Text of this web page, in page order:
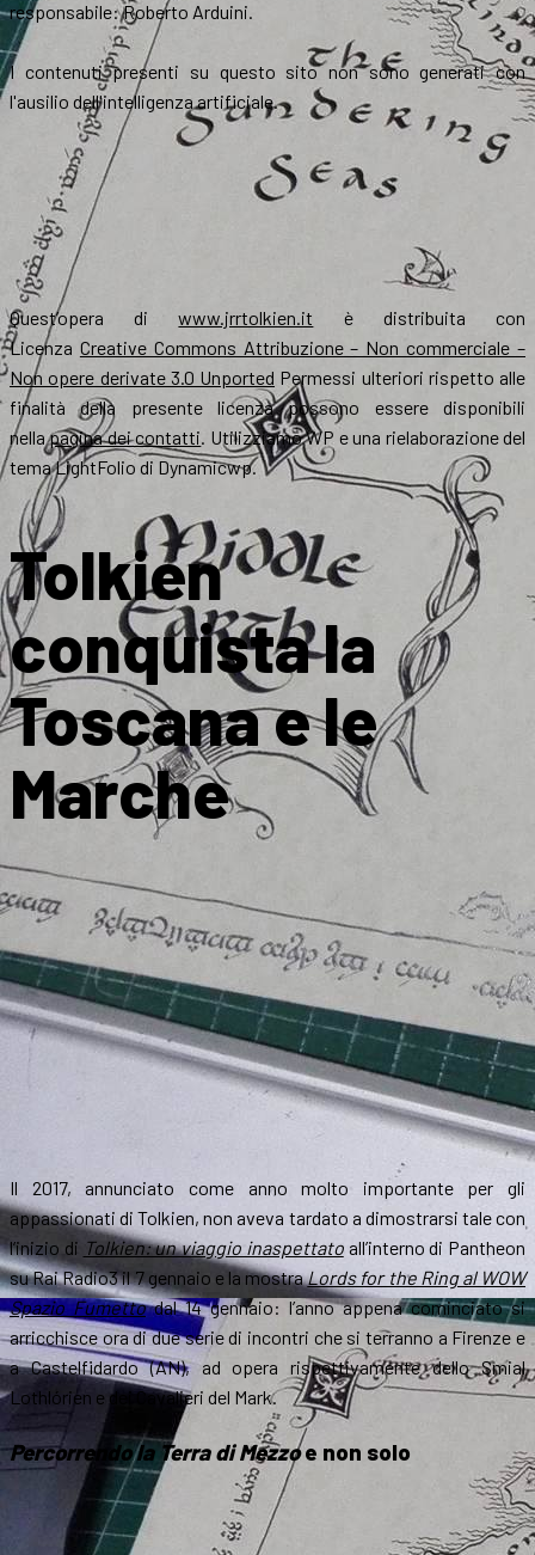
responsabile: Roberto Arduini.
I contenuti presenti su questo sito non sono generati con
l'ausilio dell'intelligenza artificiale.
Quest’opera diwww.jrrtolkien.it è distribuita con
Licenza Creative Commons Attribuzione – Non commerciale –
Non opere derivate 3.0 Unported Permessi ulteriori rispetto alle
finalità della presente licenza possono essere disponibili
nellapagina dei contatti. Utilizziamo WP e una rielaborazione del
tema LightFolio di Dynamicwp.
Tolkien
conquista la
Toscana e le
Marche
Il 2017, annunciato come anno molto importante per gli
appassionati di Tolkien, non aveva tardato a dimostrarsi tale con
l’inizio di Tolkien: un viaggio inaspettatoall’interno di Pantheon
su Rai Radio3 il 7 gennaio e la mostraLords for the Ring al WOW
Spazio Fumettodal 14 gennaio: l’anno appena cominciato si
arricchisce ora di due serie di incontri che si terranno a Firenze e
a Castelfidardo (AN), ad opera rispettivamente dello Smial
Lothlórien e dei Cavalieri del Mark.
Percorrendo la Terra di Mezzoe non solo